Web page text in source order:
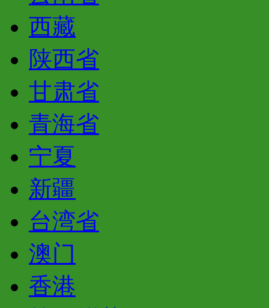
西藏
陕西省
甘肃省
青海省
宁夏
新疆
台湾省
澳门
香港